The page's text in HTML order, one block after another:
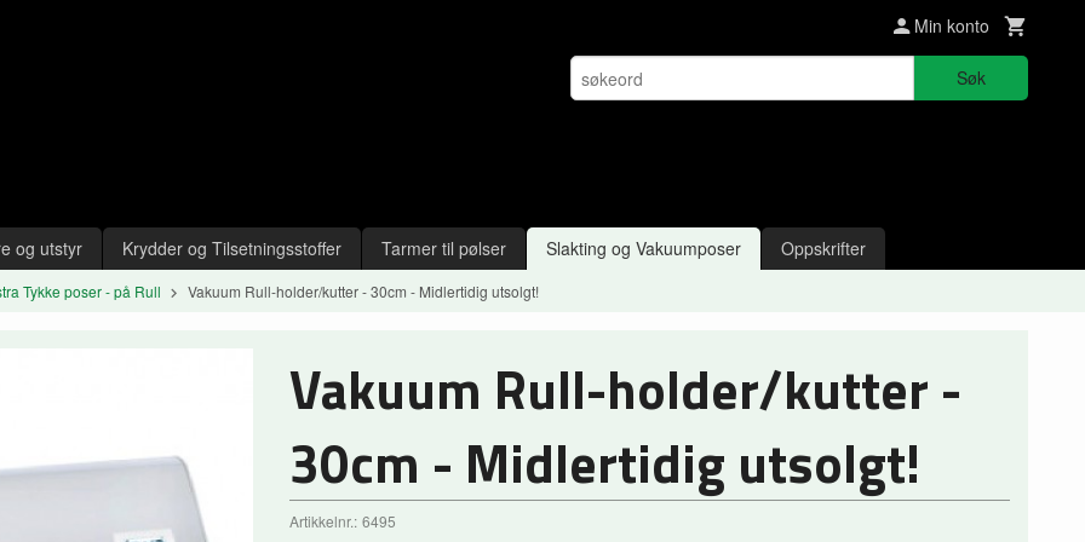
Min konto
Søk
og utstyr Krydder og Tilsetningsstoffer Tarmer til pølser Slakting og Vakuumposer Oppskrifter
Tykke poser - på Rull Vakuum Rull-holder/kutter - 30cm - Midlertidig utsolgt!
Vakuum Rull-holder/kutter -
30cm - Midlertidig utsolgt!
Artikkelnr.: 6495